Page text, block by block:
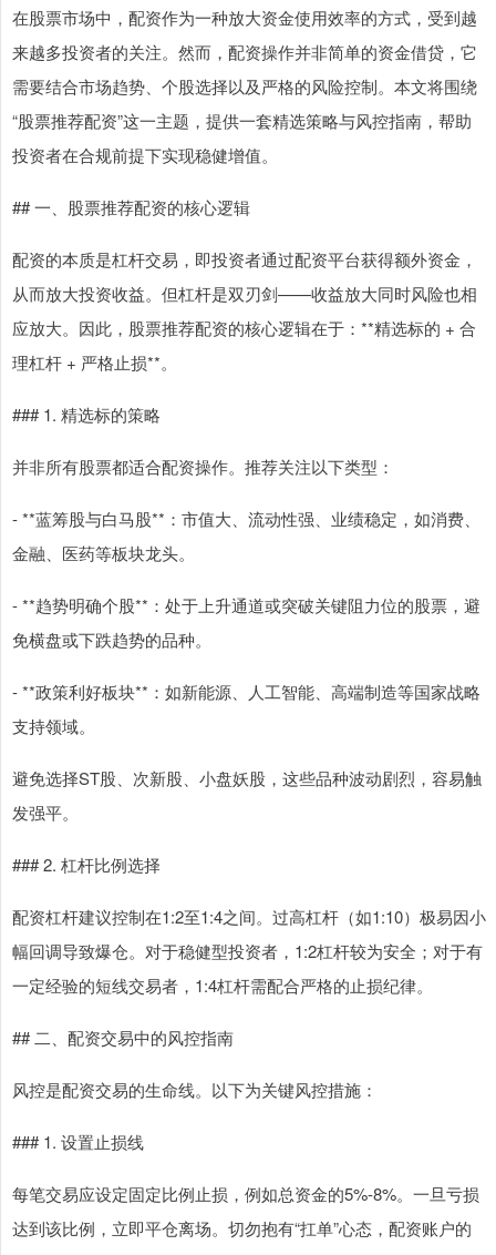
在股票市场中，配资作为一种放大资金使用效率的方式，受到越
来越多投资者的关注。然而，配资操作并非简单的资金借贷，它
需要结合市场趋势、个股选择以及严格的风险控制。本文将围绕
“股票推荐配资”这一主题，提供一套精选策略与风控指南，帮助
投资者在合规前提下实现稳健增值。
## 一、股票推荐配资的核心逻辑
配资的本质是杠杆交易，即投资者通过配资平台获得额外资金，
从而放大投资收益。但杠杆是双刃剑——收益放大同时风险也相
应放大。因此，股票推荐配资的核心逻辑在于：**精选标的 + 合
理杠杆 + 严格止损**。
### 1. 精选标的策略
并非所有股票都适合配资操作。推荐关注以下类型：
- **蓝筹股与白马股**：市值大、流动性强、业绩稳定，如消费、
金融、医药等板块龙头。
- **趋势明确个股**：处于上升通道或突破关键阻力位的股票，避
免横盘或下跌趋势的品种。
- **政策利好板块**：如新能源、人工智能、高端制造等国家战略
支持领域。
避免选择ST股、次新股、小盘妖股，这些品种波动剧烈，容易触
发强平。
### 2. 杠杆比例选择
配资杠杆建议控制在1:2至1:4之间。过高杠杆（如1:10）极易因小
幅回调导致爆仓。对于稳健型投资者，1:2杠杆较为安全；对于有
一定经验的短线交易者，1:4杠杆需配合严格的止损纪律。
## 二、配资交易中的风控指南
风控是配资交易的生命线。以下为关键风控措施：
### 1. 设置止损线
每笔交易应设定固定比例止损，例如总资金的5%-8%。一旦亏损
达到该比例，立即平仓离场。切勿抱有“扛单”心态，配资账户的